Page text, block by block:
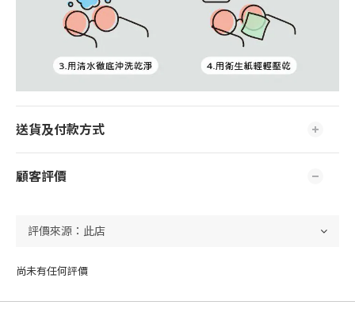
送貨及付款方式
顧客評價
尚未有任何評價